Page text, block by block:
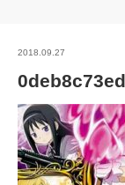
2018.09.27